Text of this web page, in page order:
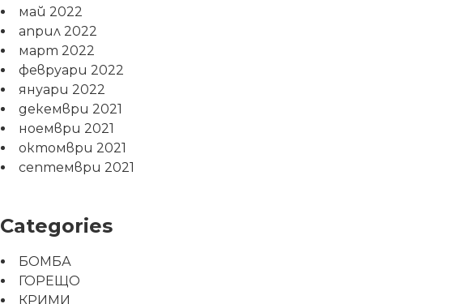
май 2022
април 2022
март 2022
февруари 2022
януари 2022
декември 2021
ноември 2021
октомври 2021
септември 2021
Categories
БОМБА
ГОРЕЩО
КРИМИ